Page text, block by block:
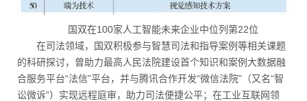
国双在100家人工智能未来企业中位列第22位
在司法领域，国双积极参与智慧司法和指导案例等相关课题
的科研探讨，曾助力最高人民法院建设首个知识和案例大数据融
合服务平台“法信”平台，并与腾讯合作开发“微信法院”（又名“智
讼微诉”）实现远程庭审，助力司法便捷公平；在工业互联网领